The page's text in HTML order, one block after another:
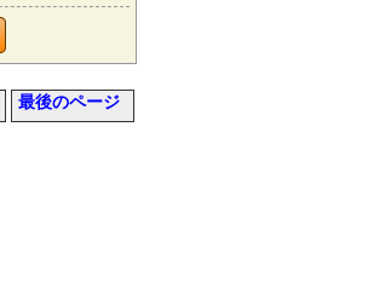
最後のページ